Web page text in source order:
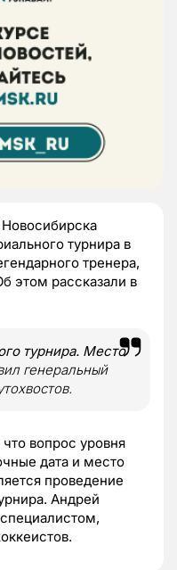
турнира в
тренера,
этом рассказали в
турнира. Место
генеральный
вопрос уровня
дата и место
проведение
Андрей